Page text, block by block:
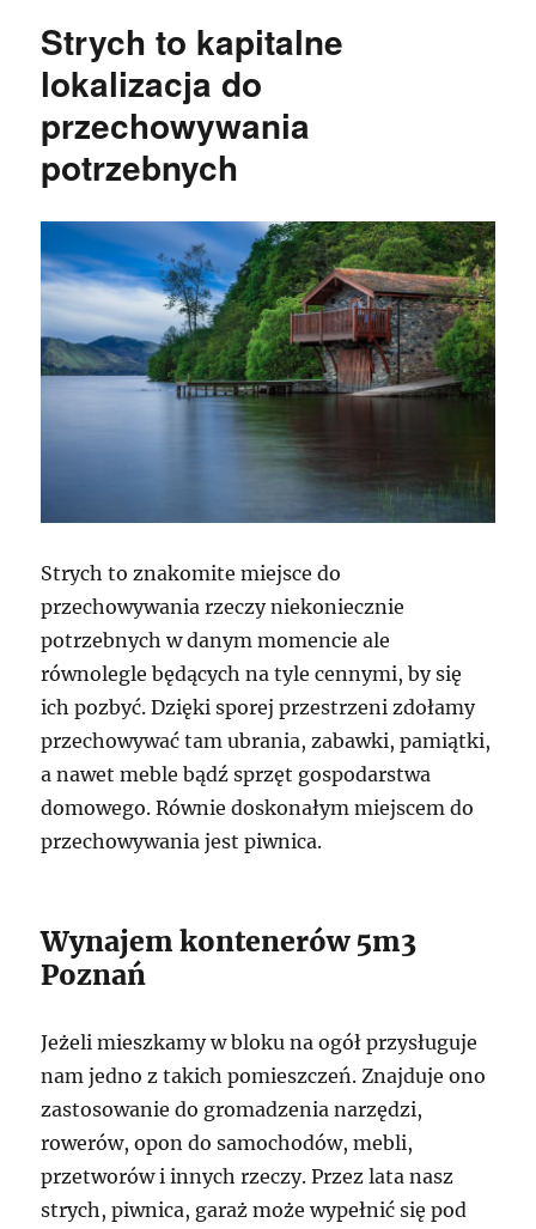
Strych to kapitalne
lokalizacja do
przechowywania
potrzebnych
Strych to znakomite miejsce do
przechowywania rzeczy niekoniecznie
potrzebnych w danym momencie ale
równolegle będących na tyle cennymi, by się
ich pozbyć. Dzięki sporej przestrzeni zdołamy
przechowywać tam ubrania, zabawki, pamiątki,
a nawet meble bądź sprzęt gospodarstwa
domowego. Równie doskonałym miejscem do
przechowywania jest piwnica.
Wynajem kontenerów 5m3
Poznań
Jeżeli mieszkamy w bloku na ogół przysługuje
nam jedno z takich pomieszczeń. Znajduje ono
zastosowanie do gromadzenia narzędzi,
rowerów, opon do samochodów, mebli,
przetworów i innych rzeczy. Przez lata nasz
strych, piwnica, garaż może wypełnić się pod